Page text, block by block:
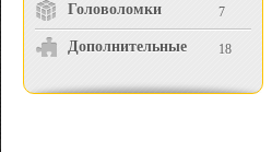
Головоломки 7
Дополнительные 18